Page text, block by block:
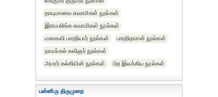
தாயுமானவ சுவாமிகள் நூல்கள்
இராமலிங்க சுவாமிகள் நூல்கள்
மகாகவி பாரதியார் நூல்கள்
பாரதிதாசன் நூல்கள்
நாமக்கல் கவிஞர் நூல்கள்
அமரர் கல்கியின் நூல்கள்
பிற இலக்கிய நூல்கள்
பன்னிரு திருமுறை